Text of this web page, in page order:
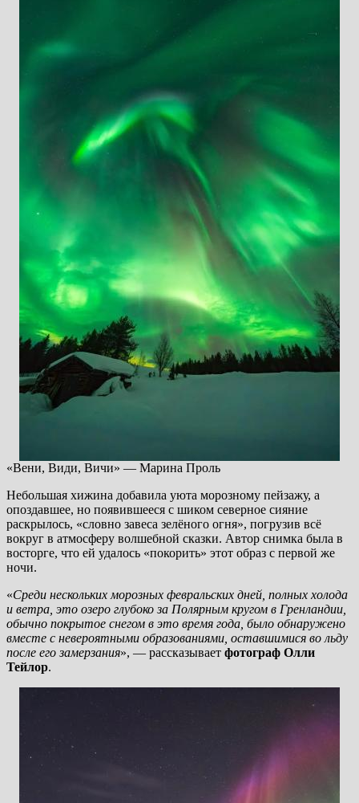
«Вени, Види, Вичи» — Марина Проль
Небольшая хижина добавила уюта морозному пейзажу, а
опоздавшее, но появившееся с шиком северное сияние
раскрылось, «словно завеса зелёного огня», погрузив всё
вокруг в атмосферу волшебной сказки. Автор снимка была в
восторге, что ей удалось «покорить» этот образ с первой же
ночи.
«Среди нескольких морозных февральских дней, полных холода
и ветра, это озеро глубоко за Полярным кругом в Гренландии,
обычно покрытое снегом в это время года, было обнаружено
вместе с невероятными образованиями, оставшимися во льду
после его замерзания», — рассказывает фотограф Олли
Тейлор.